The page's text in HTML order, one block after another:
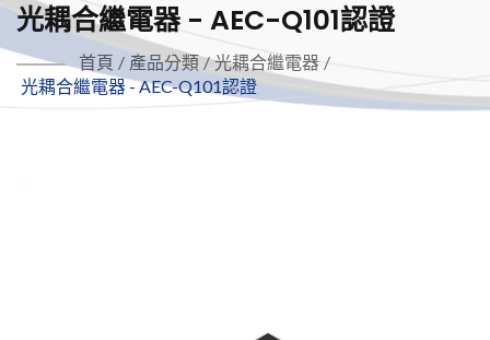
光耦合繼電器 - AEC-Q101認證
首頁 / 產品分類 / 光耦合繼電器 /
光耦合繼電器 - AEC-Q101認證